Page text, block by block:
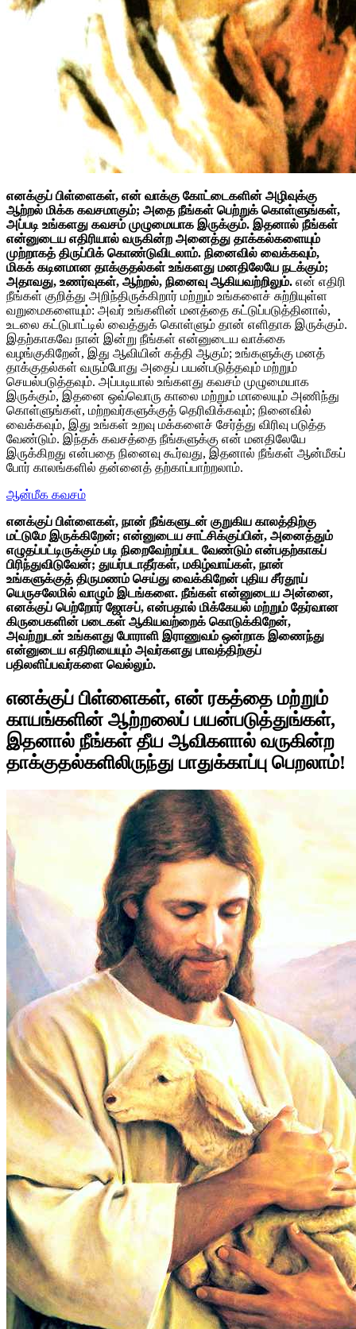
எனக்குப் பிள்ளைகள், என் வாக்கு கோட்டைகளின் அழிவுக்கு
ஆற்றல் மிக்க கவசமாகும்; அதை நீங்கள் பெற்றுக் கொள்ளுங்கள்,
அப்படி உங்களது கவசம் முழுமையாக இருக்கும். இதனால் நீங்கள்
என்னுடைய எதிரியால் வருகின்ற அனைத்து தாக்கல்களையும்
முற்றாகத் திருப்பிக் கொண்டுவிடலாம். நினைவில் வைக்கவும்,
மிகக் கடினமான தாக்குதல்கள் உங்களது மனதிலேயே நடக்கும்;
அதாவது, உணர்வுகள், ஆற்றல், நினைவு ஆகியவற்றிலும். என் எதிரி
நீங்கள் குறித்து அறிந்திருக்கிறார் மற்றும் உங்களைச் சுற்றியுள்ள
வறுமைகளையும்: அவர் உங்களின் மனத்தை கட்டுப்படுத்தினால்,
உடலை கட்டுபாட்டில் வைத்துக் கொள்ளும் தான் எளிதாக இருக்கும்.
இதற்காகவே நான் இன்று நீங்கள் என்னுடைய வாக்கை
வழங்குகிறேன், இது ஆவியின் கத்தி ஆகும்; உங்களுக்கு மனத்
தாக்குதல்கள் வரும்போது அதைப் பயன்படுத்தவும் மற்றும்
செயல்படுத்தவும். அப்படியால் உங்களது கவசம் முழுமையாக
இருக்கும், இதனை ஒவ்வொரு காலை மற்றும் மாலையும் அணிந்து
கொள்ளுங்கள், மற்றவர்களுக்குத் தெரிவிக்கவும்; நினைவில்
வைக்கவும், இது உங்கள் உறவு மக்களைச் சேர்த்து விரிவு படுத்த
வேண்டும். இந்தக் கவசத்தை நீங்களுக்கு என் மனதிலேயே
இருக்கிறது என்பதை நினைவு கூர்வது, இதனால் நீங்கள் ஆன்மீகப்
போர் காலங்களில் தன்னைத் தற்காப்பாற்றலாம்.
ஆன்மீக கவசம்
எனக்குப் பிள்ளைகள், நான் நீங்களுடன் குறுகிய காலத்திற்கு
மட்டுமே இருக்கிறேன்; என்னுடைய சாட்சிக்குப்பின், அனைத்தும்
எழுதப்பட்டிருக்கும் படி நிறைவேற்றப்பட வேண்டும் என்பதற்காகப்
பிரிந்துவிடுவேன்; துயர்படாதீர்கள், மகிழ்வாய்கள், நான்
உங்களுக்குத் திருமணம் செய்து வைக்கிறேன் புதிய சீர்தூய்
யெருசலேமில் வாழும் இடங்களை. நீங்கள் என்னுடைய அன்னை,
எனக்குப் பெற்றோர் ஜோசப், என்பதால் மிக்கேயல் மற்றும் தேர்வான
கிருபைகளின் படைகள் ஆகியவற்றைக் கொடுக்கிறேன்,
அவற்றுடன் உங்களது போராளி இராணுவம் ஒன்றாக இணைந்து
என்னுடைய எதிரியையும் அவர்களது பாவத்திற்குப்
பதிலளிப்பவர்களை வெல்லும்.
எனக்குப் பிள்ளைகள், என் ரகத்தை மற்றும்
காயங்களின் ஆற்றலைப் பயன்படுத்துங்கள்,
இதனால் நீங்கள் தீய ஆவிகளால் வருகின்ற
தாக்குதல்களிலிருந்து பாதுக்காப்பு பெறலாம்!